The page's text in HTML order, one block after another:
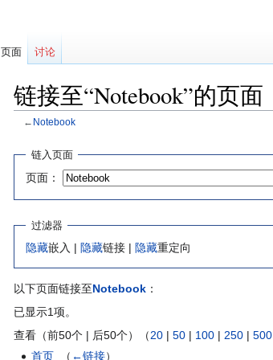
链接至“Notebook”的页面
← Notebook
航
索
链入页面
页面：
过滤器
隐藏嵌入 | 隐藏链接 | 隐藏重定向
以下页面链接至Notebook ：
已显示1项。
查看（前50个 | 后50个）（20 | 50 | 100 | 250 | 500
首页
（ ←链接）
页面 讨论